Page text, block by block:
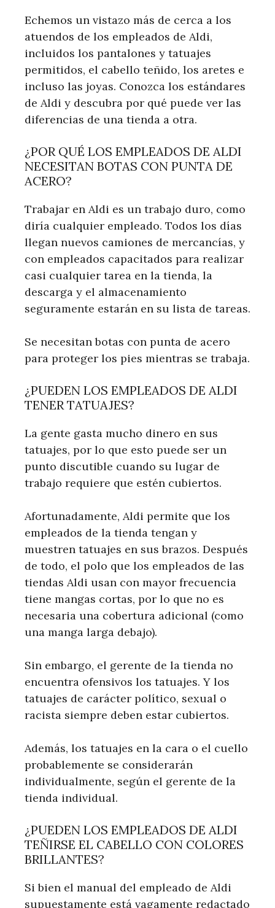
Echemos un vistazo más de cerca a los
atuendos de los empleados de Aldi,
incluidos los pantalones y tatuajes
permitidos, el cabello teñido, los aretes e
incluso las joyas. Conozca los estándares
de Aldi y descubra por qué puede ver las
diferencias de una tienda a otra.
¿POR QUÉ LOS EMPLEADOS DE ALDI
NECESITAN BOTAS CON PUNTA DE
ACERO?
Trabajar en Aldi es un trabajo duro, como
diría cualquier empleado. Todos los días
llegan nuevos camiones de mercancías, y
con empleados capacitados para realizar
casi cualquier tarea en la tienda, la
descarga y el almacenamiento
seguramente estarán en su lista de tareas.
Se necesitan botas con punta de acero
para proteger los pies mientras se trabaja.
¿PUEDEN LOS EMPLEADOS DE ALDI
TENER TATUAJES?
La gente gasta mucho dinero en sus
tatuajes, por lo que esto puede ser un
punto discutible cuando su lugar de
trabajo requiere que estén cubiertos.
Afortunadamente, Aldi permite que los
empleados de la tienda tengan y
muestren tatuajes en sus brazos. Después
de todo, el polo que los empleados de las
tiendas Aldi usan con mayor frecuencia
tiene mangas cortas, por lo que no es
necesaria una cobertura adicional (como
una manga larga debajo).
Sin embargo, el gerente de la tienda no
encuentra ofensivos los tatuajes. Y los
tatuajes de carácter político, sexual o
racista siempre deben estar cubiertos.
Además, los tatuajes en la cara o el cuello
probablemente se considerarán
individualmente, según el gerente de la
tienda individual.
¿PUEDEN LOS EMPLEADOS DE ALDI
TEÑIRSE EL CABELLO CON COLORES
BRILLANTES?
Si bien el manual del empleado de Aldi
supuestamente está vagamente redactado